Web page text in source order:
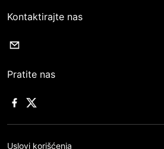
Kontaktirajte nas
Pratite nas
Uslovi korišćenja